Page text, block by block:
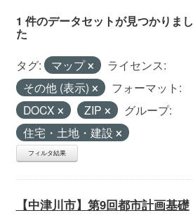
1 件のデータセットが見つかりまし
た
タグ: マップ
ライセンス:
その他 (表示)
フォーマット:
DOCX
ZIP
グループ:
住宅・土地・建設
フィルタ結果
【中津川市】第9回都市計画基礎